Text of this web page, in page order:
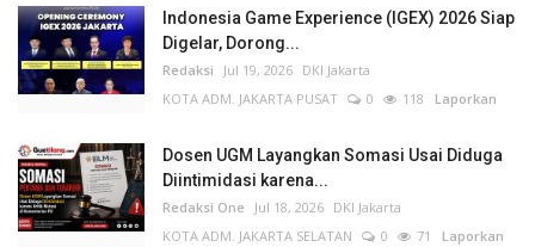
Indonesia Game Experience (IGEX) 2026 Siap
Digelar, Dorong...
Redaksi Jul 19, 2026 DKI Jakarta
KOTA ADM. JAKARTA PUSAT
0 118 Laporkan
Dosen UGM Layangkan Somasi Usai Diduga
Diintimidasi karena...
Redaksi One Jul 18, 2026 DKI Jakarta
KOTA ADM. JAKARTA SELATAN
0 71 Laporkan